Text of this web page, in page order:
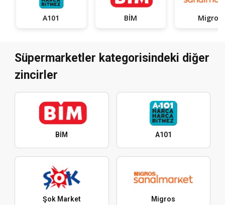
A101 BİM Migros
Süpermarketler kategorisindeki diğer
zincirler
BİM A101
Şok Market Migros